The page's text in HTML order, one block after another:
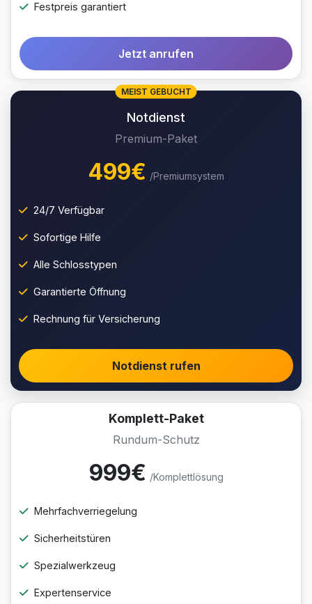
Festpreis garantiert
Jetzt anrufen
MEIST GEBUCHT
Notdienst
Premium-Paket
499€ /Premiumsystem
24/7 Verfügbar
Sofortige Hilfe
Alle Schlosstypen
Garantierte Öffnung
Rechnung für Versicherung
Notdienst rufen
Komplett-Paket
Rundum-Schutz
999€ /Komplettlösung
Mehrfachverriegelung
Sicherheitstüren
Spezialwerkzeug
Expertenservice